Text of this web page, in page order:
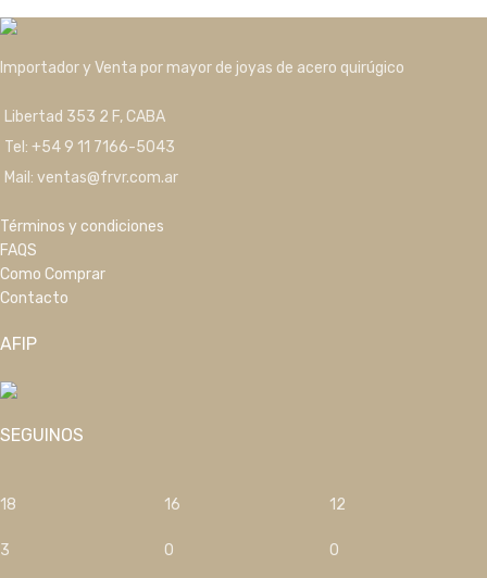
Importador y Venta por mayor de joyas de acero quirúgico
Libertad 353 2 F, CABA
Tel: +54 9 11 7166-5043
Mail: ventas@frvr.com.ar
Términos y condiciones
FAQS
Como Comprar
Contacto
AFIP
SEGUINOS
18
3
16
0
12
0